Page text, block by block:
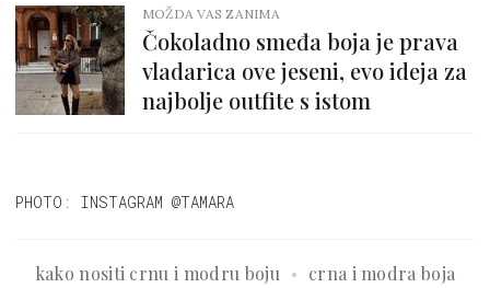
MOŽDA VAS ZANIMA
Čokoladno smeđa boja je prava
vladarica ove jeseni, evo ideja za
najbolje outfite s istom
PHOTO: INSTAGRAM @TAMARA
kako nositi crnu i modru boju
crna i modra boja